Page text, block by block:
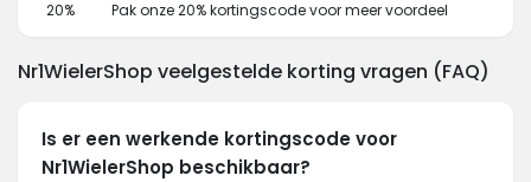
20% Pak onze 20% kortingscode voor meer voordeel
Nr1WielerShop veelgestelde korting vragen (FAQ)
Is er een werkende kortingscode voor
Nr1WielerShop beschikbaar?